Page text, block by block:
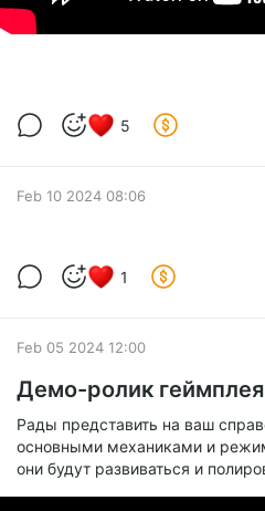
5
Feb 10 2024 08:06
1
Feb 05 2024 12:00
Демо-ролик геймплея
Рады представить на ваш
основными механиками и
они будут развиваться и